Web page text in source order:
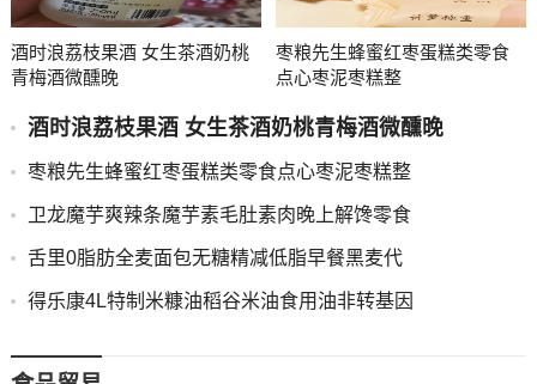
酒时浪荔枝果酒 女生茶酒奶桃
青梅酒微醺晚
枣粮先生蜂蜜红枣蛋糕类零食
点心枣泥枣糕整
酒时浪荔枝果酒 女生茶酒奶桃青梅酒微醺晚
枣粮先生蜂蜜红枣蛋糕类零食点心枣泥枣糕整
卫龙魔芋爽辣条魔芋素毛肚素肉晚上解馋零食
舌里0脂肪全麦面包无糖精减低脂早餐黑麦代
得乐康4L特制米糠油稻谷米油食用油非转基因